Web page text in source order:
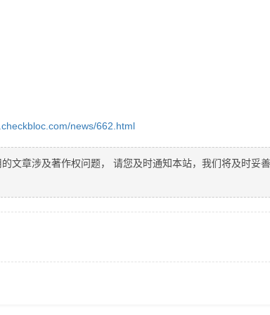
news/662.html
文章涉及著作权问题， 请您及时通知本站，我们将及时妥